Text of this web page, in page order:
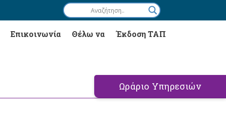
Επικοινωνία Θέλω να Έκδοση ΤΑΠ
Ωράριο Υπηρεσιών